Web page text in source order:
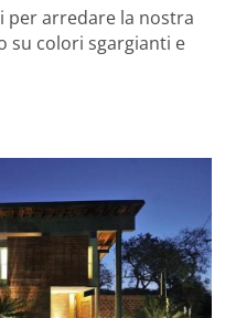
per arredare la nostra
su colori sgargianti e